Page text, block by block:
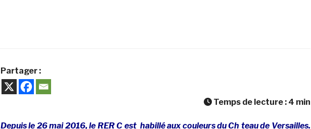
Partager :
Temps de lecture : 4 min
Depuis le 26 mai 2016, le RER C est habillé aux couleurs du Ch teau de Versailles.